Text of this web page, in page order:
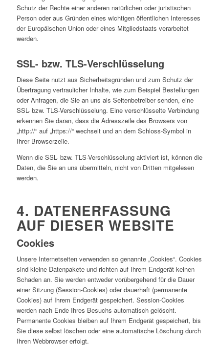
Schutz der Rechte einer anderen natürlichen oder juristischen
Person oder aus Gründen eines wichtigen öffentlichen Interesses
der Europäischen Union oder eines Mitgliedstaats verarbeitet
werden.
SSL- bzw. TLS-Verschlüsselung
Diese Seite nutzt aus Sicherheitsgründen und zum Schutz der
Übertragung vertraulicher Inhalte, wie zum Beispiel Bestellungen
oder Anfragen, die Sie an uns als Seitenbetreiber senden, eine
SSL- bzw. TLS-Verschlüsselung. Eine verschlüsselte Verbindung
erkennen Sie daran, dass die Adresszeile des Browsers von
„http://“ auf „https://“ wechselt und an dem Schloss-Symbol in
Ihrer Browserzeile.
Wenn die SSL- bzw. TLS-Verschlüsselung aktiviert ist, können die
Daten, die Sie an uns übermitteln, nicht von Dritten mitgelesen
werden.
4. DATENERFASSUNG
AUF DIESER WEBSITE
Cookies
Unsere Internetseiten verwenden so genannte „Cookies“. Cookies
sind kleine Datenpakete und richten auf Ihrem Endgerät keinen
Schaden an. Sie werden entweder vorübergehend für die Dauer
einer Sitzung (Session-Cookies) oder dauerhaft (permanente
Cookies) auf Ihrem Endgerät gespeichert. Session-Cookies
werden nach Ende Ihres Besuchs automatisch gelöscht.
Permanente Cookies bleiben auf Ihrem Endgerät gespeichert, bis
Sie diese selbst löschen oder eine automatische Löschung durch
Ihren Webbrowser erfolgt.